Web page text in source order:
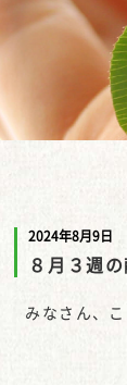
2024年8月9日
８月３週
みなさん、